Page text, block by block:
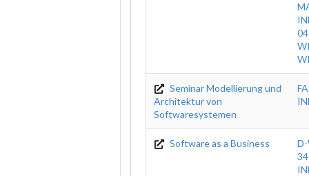
Seminar Modellierung und
Architektur von
Softwaresystemen
Software as a Business